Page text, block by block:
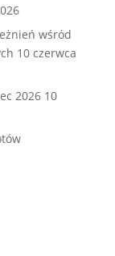
wśród
10 czerwca
2026 10